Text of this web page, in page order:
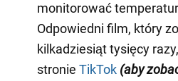
monitorować
Odpowiedni film, który
kilkadziesiąt tysięcy
stronie TikTok (aby